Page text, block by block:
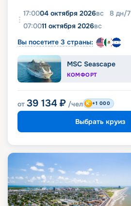
17:0004 октября 2026вс 8 дн/7
07:0011 октября 2026вс
Вы посетите 3 страны:
MSC Seascape
КОМФОРТ
от 39 134 ₽ /чел +1 000
Выбрать круиз